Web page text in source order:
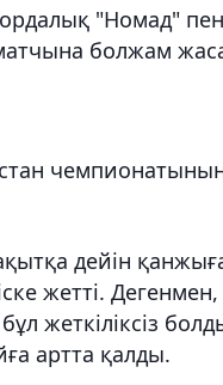
"Номад" пен
болжам
дейін
жетті.
жеткіліксіз
артта қалды.